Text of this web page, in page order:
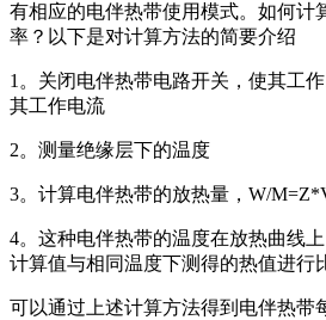
有相应的电伴热带使用模式。如何计
率？以下是对计算方法的简要介绍
1。关闭电伴热带电路开关，使其工
其工作电流
2。测量绝缘层下的温度
3。计算电伴热带的放热量，W/
4。这种电伴热带的温度在放热曲线
计算值与相同温度下测得的热值进行
可以通过上述计算方法得到电伴热带